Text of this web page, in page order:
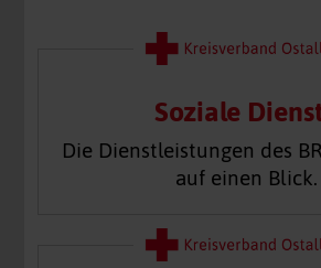
Soziale
Die Dienstleistungen des
auf einen Blick.